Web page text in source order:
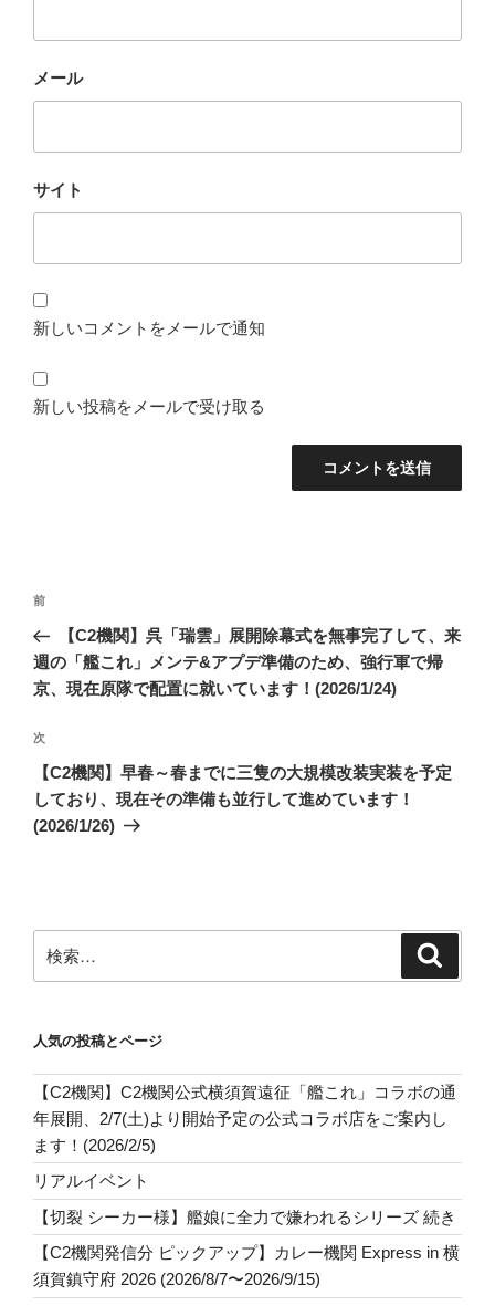
メール
サイト
新しいコメントをメールで通知
新しい投稿をメールで受け取る
投
ナ
ビ
ー
シ
ョ
ン
前
の
投
稿
前
【C2機関】呉「瑞雲」展開除幕式を無事完了して、来
週の「艦これ」メンテ&アプデ準備のため、強行軍で帰
京、現在原隊で配置に就いています！(2026/1/24)
次
の
投
稿
次
【C2機関】早春～春までに三隻の大規模改装実装を予定
しており、現在その準備も並行して進めています！
(2026/1/26)
索:
人気の投稿とページ
【C2機関】C2機関公式横須賀遠征「艦これ」コラボの通
年展開、2/7(土)より開始予定の公式コラボ店をご案内し
ます！(2026/2/5)
リアルイベント
【切裂 シーカー様】艦娘に全力で嫌われるシリーズ 続き
【C2機関発信分 ピックアップ】カレー機関 Express in 横
須賀鎮守府 2026 (2026/8/7〜2026/9/15)